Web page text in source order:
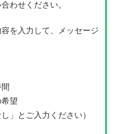
わせください。
を入力して、メッセージ
望
」とご入力ください）